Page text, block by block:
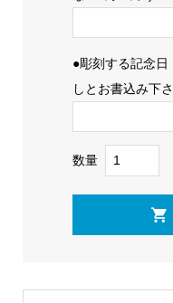
●彫刻する記念
しとお書込み下
数量